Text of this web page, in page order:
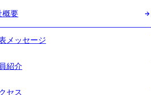
概要
メッセージ
紹介
セス